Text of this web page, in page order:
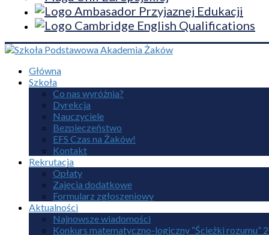
Główna
Szkoła
Co nas wyróżnia?
Dyrekcja
Nauczyciele
Bezpieczeństwo
EFS Czas na Żaków!
Kontakt
Rekrutacja
Opłaty
Zajęcia dodatkowe
Formularz zgłoszeniowy
Aktualności
Najnowsze wiadomości
Konkurs matematyczno-logiczny “Ścieżki rozumu”